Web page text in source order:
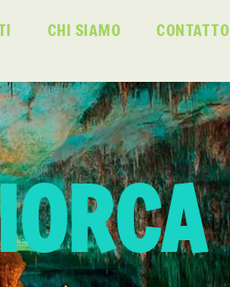
CHI SIAMO CONTATTO